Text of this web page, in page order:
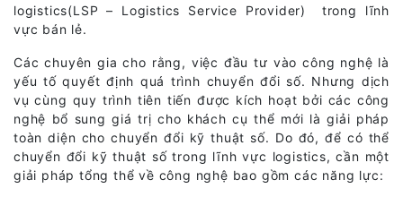
logistics(LSP – Logistics Service Provider) trong lĩnh
vực bán lẻ.
Các chuyên gia cho rằng, việc đầu tư vào công nghệ là
yếu tố quyết định quá trình chuyển đổi số. Nhưng dịch
vụ cùng quy trình tiên tiến được kích hoạt bởi các công
nghệ bổ sung giá trị cho khách cụ thể mới là giải pháp
toàn diện cho chuyển đổi kỹ thuật số. Do đó, để có thể
chuyển đổi kỹ thuật số trong lĩnh vực logistics, cần một
giải pháp tổng thể về công nghệ bao gồm các năng lực: